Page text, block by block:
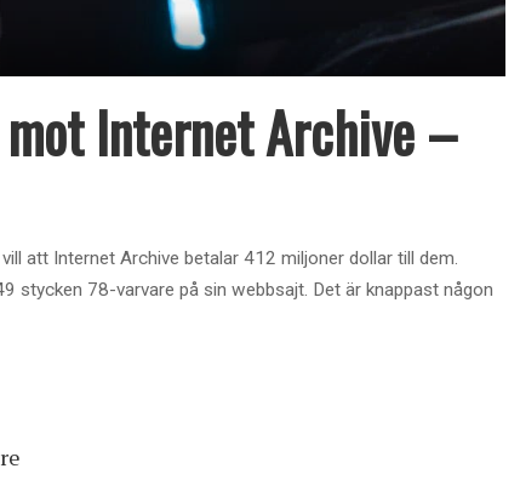
Internet Archive –
att Internet Archive betalar 412 miljoner dollar till dem.
stycken 78-varvare på sin webbsajt. Det är knappast någon